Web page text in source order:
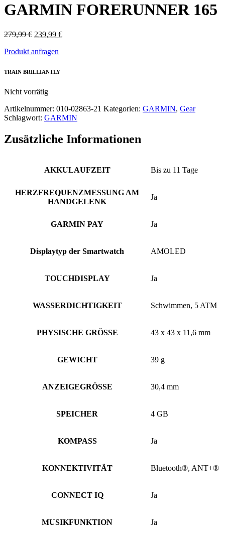
GARMIN FORERUNNER 165
279,99€ 239,99 €
Produkt anfragen
TRAIN BRILLIANTLY
Nicht vorrätig
Artikelnummer: 010-02863-21 Kategorien: GARMIN, Gear
Schlagwort: GARMIN
Zusätzliche Informationen
AKKULAUFZEIT Bis zu 11 Tage
HERZFREQUENZMESSUNG AM
HANDGELENK
Ja
GARMIN PAY Ja
Displaytyp der Smartwatch AMOLED
TOUCHDISPLAY Ja
WASSERDICHTIGKEIT Schwimmen, 5 ATM
PHYSISCHE GRÖSSE 43 x 43 x 11,6 mm
GEWICHT 39 g
ANZEIGEGRÖSSE 30,4 mm
SPEICHER 4 GB
KOMPASS Ja
KONNEKTIVITÄT Bluetooth®, ANT+®
CONNECT IQ Ja
MUSIKFUNKTION Ja